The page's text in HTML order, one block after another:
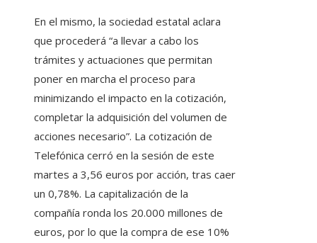
En el mismo, la sociedad estatal aclara
que procederá “a llevar a cabo los
trámites y actuaciones que permitan
poner en marcha el proceso para
minimizando el impacto en la cotización,
completar la adquisición del volumen de
acciones necesario”. La cotización de
Telefónica cerró en la sesión de este
martes a 3,56 euros por acción, tras caer
un 0,78%. La capitalización de la
compañía ronda los 20.000 millones de
euros, por lo que la compra de ese 10%